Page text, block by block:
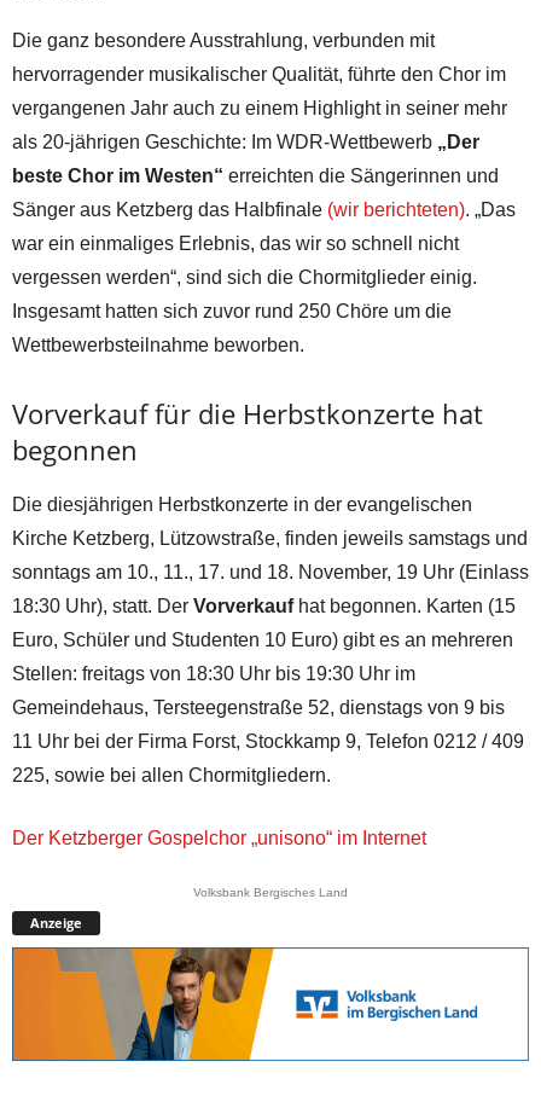
Die ganz besondere Ausstrahlung, verbunden mit
hervorragender musikalischer Qualität, führte den Chor im
vergangenen Jahr auch zu einem Highlight in seiner mehr
als 20-jährigen Geschichte: Im WDR-Wettbewerb „Der
beste Chor im Westen“ erreichten die Sängerinnen und
Sänger aus Ketzberg das Halbfinale (wir berichteten). „Das
war ein einmaliges Erlebnis, das wir so schnell nicht
vergessen werden“, sind sich die Chormitglieder einig.
Insgesamt hatten sich zuvor rund 250 Chöre um die
Wettbewerbsteilnahme beworben.
Vorverkauf für die Herbstkonzerte hat
begonnen
Die diesjährigen Herbstkonzerte in der evangelischen
Kirche Ketzberg, Lützowstraße, finden jeweils samstags und
sonntags am 10., 11., 17. und 18. November, 19 Uhr (Einlass
18:30 Uhr), statt. Der Vorverkaufhat begonnen. Karten (15
Euro, Schüler und Studenten 10 Euro) gibt es an mehreren
Stellen: freitags von 18:30 Uhr bis 19:30 Uhr im
Gemeindehaus, Tersteegenstraße 52, dienstags von 9 bis
11 Uhr bei der Firma Forst, Stockkamp 9, Telefon 0212 / 409
225, sowie bei allen Chormitgliedern.
Der Ketzberger Gospelchor „unisono“ im Internet
Volksbank Bergisches Land
Anzeige